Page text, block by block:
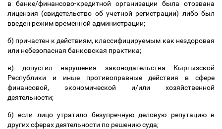
в банке/финансово-кредитной организации была отозвана
лицензия (свидетельство об учетной регистрации) либо был
введен режим временной администрации;
б) причастен к действиям, классифицируемым как нездоровая
или небезопасная банковская практика;
в) допустил нарушения законодательства Кыргызской
Республики и иные противоправные действия в сфере
финансовой, экономической и/или хозяйственной
деятельности;
6) если лицо утратило безупречную деловую репутацию в
других сферах деятельности по решению суда;